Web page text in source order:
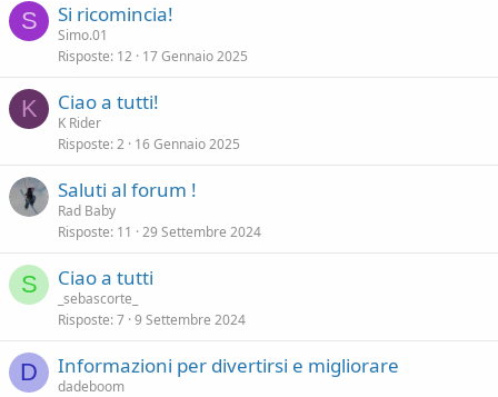
S Si ricomincia!
Simo.01
Risposte 12 17 Gennaio 2025
K Ciao a tutti!
K Rider
Risposte 2 16 Gennaio 2025
Saluti al forum !
Rad Baby
Risposte 11 29 Settembre 2024
S Ciao a tutti
_sebascorte_
Risposte 7 9 Settembre 2024
D Informazioni per divertirsi e migliorare
dadeboom